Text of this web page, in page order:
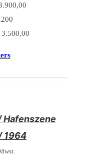
Hafenszene
1964